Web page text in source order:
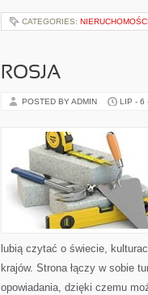
CATEGORIES: NIERUCHOMOŚCI
ROSJA
POSTED BY ADMIN LIP - 6
lubią czytać o świecie,
krajów. Strona łączy w sobie
opowiadania, dzięki czemu